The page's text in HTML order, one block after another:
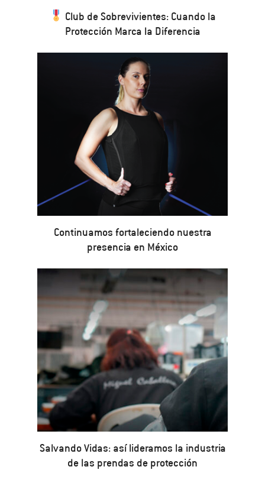
Club de Sobrevivientes: Cuando la
Protección Marca la Diferencia
Continuamos fortaleciendo nuestra
presencia en México
Salvando Vidas: así lideramos la industria
de las prendas de protección